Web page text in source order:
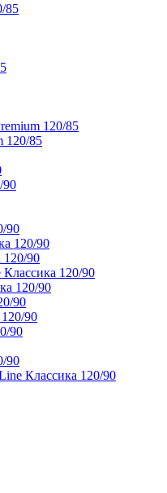
85
120/85
120/85
90
90
120/90
90
120/90
120/90
90
90
90
90
Классика 120/90